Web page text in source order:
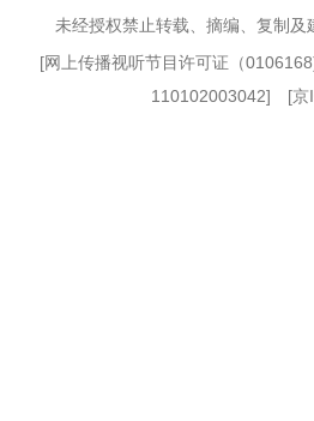
未经授权禁止转载、摘编、复制
[网上传播视听节目许可证（
110102003042] [京